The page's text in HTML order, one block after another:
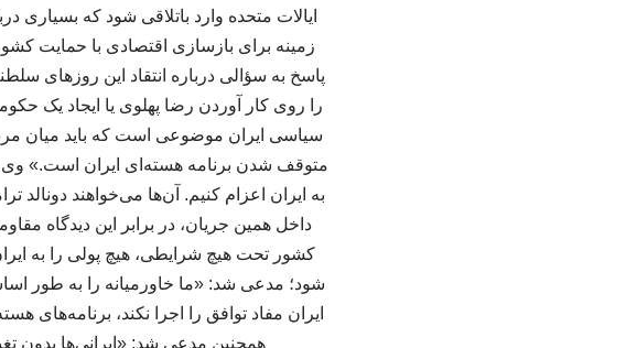
ایالات متحده وارد باتلاقی شود که
زمینه برای بازسازی اقتصادی با حمایت
پاسخ به سؤالی درباره انتقاد این روزهای
را روی کار آوردن رضا پهلوی یا ایجاد یک
سیاسی ایران موضوعی است که باید میان
متوقف شدن برنامه هسته‌ای ایران است.» وی
به ایران اعزام کنیم. آن‌ها می‌خواهند دونالد
داخل همین جریان، در برابر این دیدگاه
کشور تحت هیچ شرایطی، هیچ پولی را به
شود؛ مدعی شد: «ما خاورمیانه را به طور
ایران مفاد توافق را اجرا نکند،
همچنین مدعی شد: «ایرانی‌ها بدون